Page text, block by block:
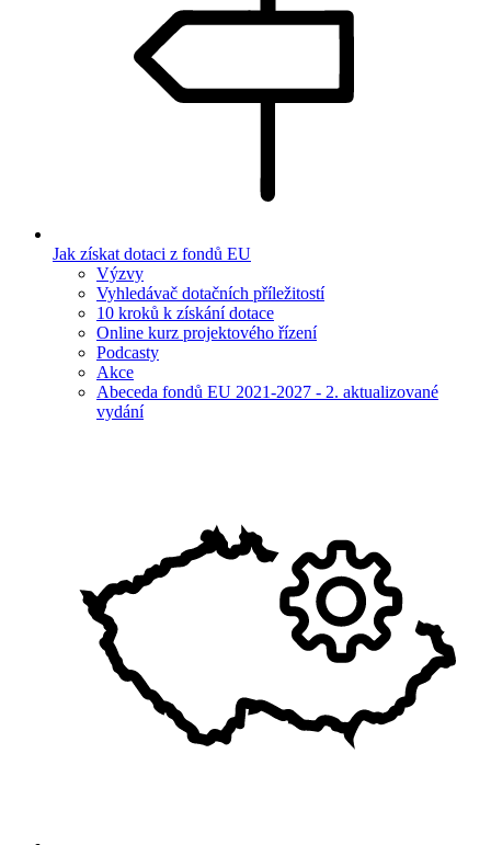
Jak získat dotaci z fondů EU
Výzvy
Vyhledávač dotačních příležitostí
10 kroků k získání dotace
Online kurz projektového řízení
Podcasty
Akce
Abeceda fondů EU 2021-2027 - 2. aktualizované
vydání